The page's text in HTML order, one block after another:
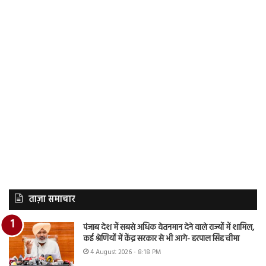
ताज़ा समाचार
पंजाब देश में सबसे अधिक वेतनमान देने वाले राज्यों में शामिल,
कई श्रेणियों में केंद्र सरकार से भी आगे- हरपाल सिंह चीमा
4 August 2026 - 8:18 PM